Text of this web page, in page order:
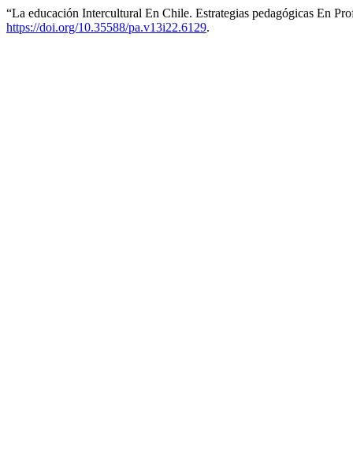
“La educación Intercultural En Chile. Estrategias pedagógicas En
https://doi.org/10.35588/pa.v13i22.6129.